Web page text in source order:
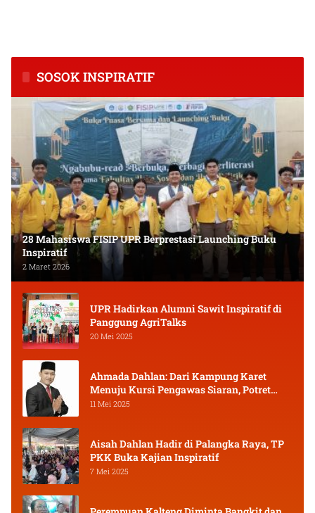
SOSOK INSPIRATIF
28 Mahasiswa FISIP UPR Berprestasi Launching Buku
Inspiratif
2 Maret 2026
UPR Hadirkan Alumni Sawit Inspiratif di
Panggung AgriTalks
20 Mei 2025
Ahmada Dahlan: Dari Kampung Karet
Menuju Kursi Pengawas Siaran, Potret
Pejuang Muda Kalimantan Tengah
11 Mei 2025
Aisah Dahlan Hadir di Palangka Raya, TP
PKK Buka Kajian Inspiratif
7 Mei 2025